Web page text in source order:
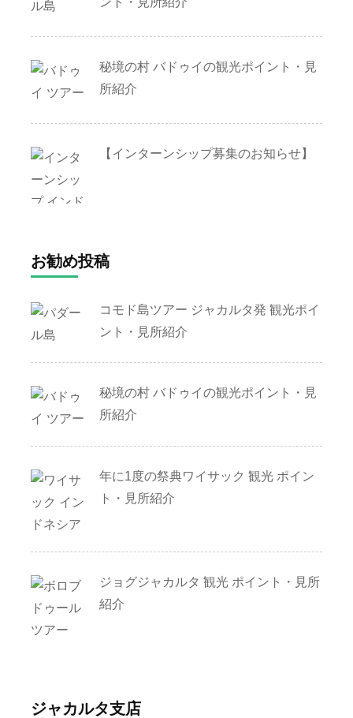
秘境の村 バドゥイの観光ポイント・見
所紹介
【インターンシップ募集のお知らせ】
お勧め投稿
コモド島ツアー ジャカルタ発 観光ポイ
ント・見所紹介
秘境の村 バドゥイの観光ポイント・見
所紹介
年に1度の祭典ワイサック 観光 ポイン
ト・見所紹介
ジョグジャカルタ 観光 ポイント・見所
紹介
ジャカルタ支店